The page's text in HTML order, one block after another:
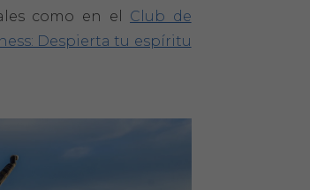
como en el Club de
Despierta tu espíritu